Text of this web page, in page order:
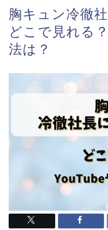
胸キュン冷徹
どこで見れる
法は？